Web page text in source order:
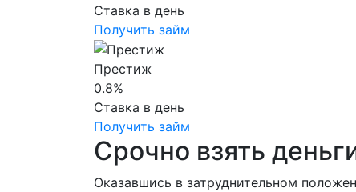
Ставка в день
Получить займ
Престиж
0.8%
Ставка в день
Получить займ
Срочно взять
Оказавшись в затруднительном